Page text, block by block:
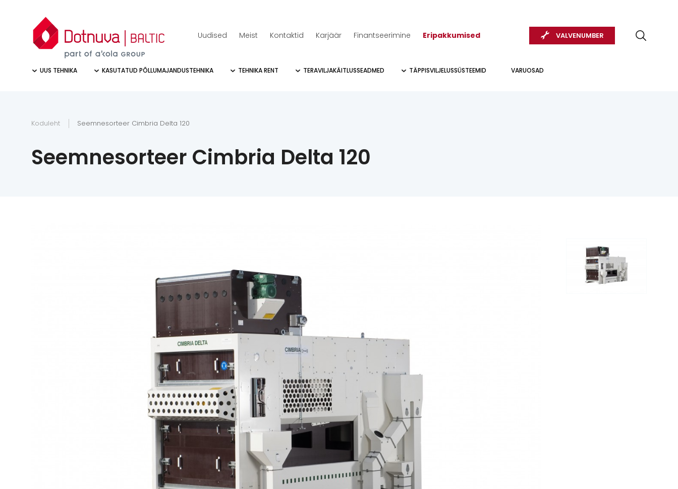
Uudised Meist Kontaktid Karjäär Finantseerimine Eripakkumised VALVENUMBER
UUS TEHNIKA KASUTATUD PÕLLUMAJANDUSTEHNIKA TEHNIKA RENT TERAVILJAKÄITLUSSEADMED TÄPPISVILJELUSSÜSTEEMID VARUOSAD
Koduleht Seemnesorteer Cimbria Delta 120
Seemnesorteer Cimbria Delta 120